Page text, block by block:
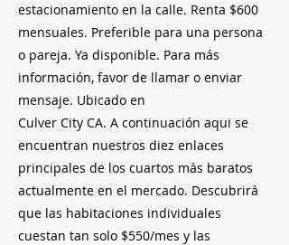
estacionamiento en la calle. Renta $600
mensuales. Preferible para una persona
o pareja. Ya disponible. Para más
información, favor de llamar o enviar
mensaje. Ubicado en
Culver City CA. A continuación aqui se
encuentran nuestros diez enlaces
principales de los cuartos más baratos
actualmente en el mercado. Descubrirá
que las habitaciones individuales
cuestan tan solo $550/mes y las